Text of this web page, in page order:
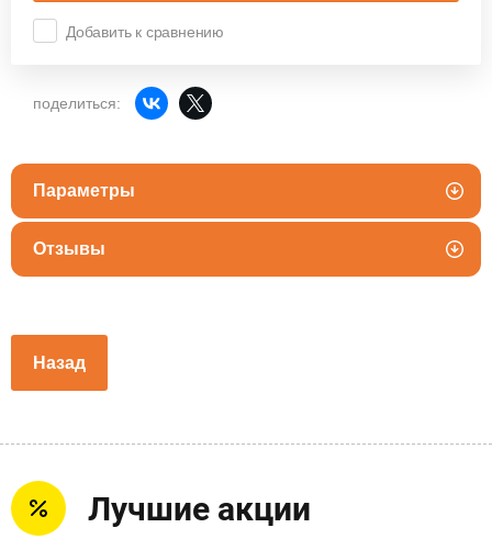
Добавить к сравнению
поделиться:
Параметры
Отзывы
Назад
Лучшие акции